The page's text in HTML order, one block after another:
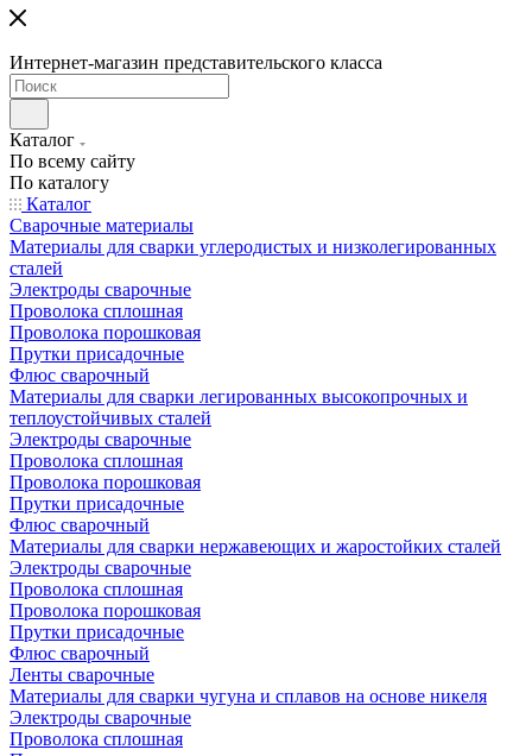
Интернет-магазин представительского класса
Каталог
По всему сайту
По каталогу
Каталог
Сварочные материалы
Материалы для сварки углеродистых и низколегированных
сталей
Электроды сварочные
Проволока сплошная
Проволока порошковая
Прутки присадочные
Флюс сварочный
Материалы для сварки легированных высокопрочных и
теплоустойчивых сталей
Электроды сварочные
Проволока сплошная
Проволока порошковая
Прутки присадочные
Флюс сварочный
Материалы для сварки нержавеющих и жаростойких сталей
Электроды сварочные
Проволока сплошная
Проволока порошковая
Прутки присадочные
Флюс сварочный
Ленты сварочные
Материалы для сварки чугуна и сплавов на основе никеля
Электроды сварочные
Проволока сплошная